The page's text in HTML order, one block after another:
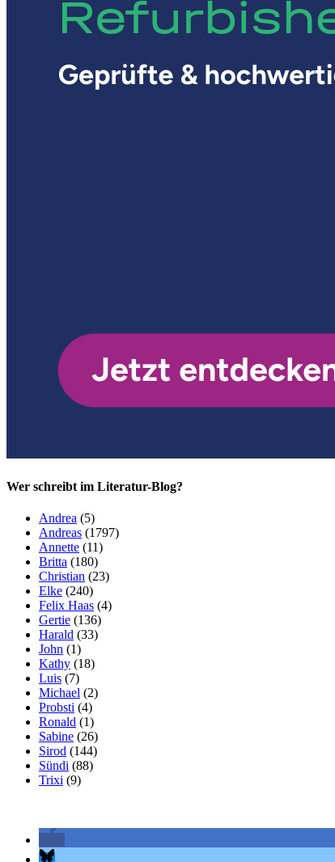
Wer schreibt im Literatur-Blog?
Andrea (5)
Andreas (1797)
Annette (11)
Britta (180)
Christian (23)
Elke (240)
Felix Haas (4)
Gertie (136)
Harald (33)
John (1)
Kathy (18)
Luis (7)
Michael (2)
Probsti (4)
Ronald (1)
Sabine (26)
Sirod (144)
Sündi (88)
Trixi (9)